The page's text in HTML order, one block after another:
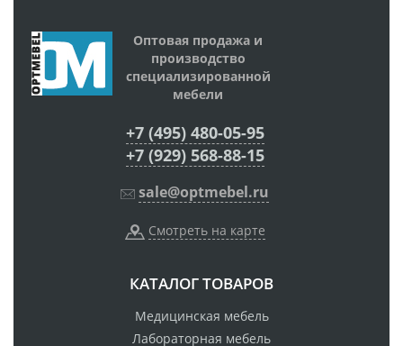
Оптовая продажа и
производство
специализированной
мебели
+7 (495) 480-05-95
+7 (929) 568-88-15
sale@optmebel.ru
Смотреть на карте
КАТАЛОГ ТОВАРОВ
Медицинская мебель
Лабораторная мебель